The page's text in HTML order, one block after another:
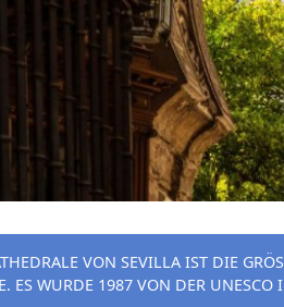
VON SEVILLA IST DIE
WURDE 1987 VON DER UNESCO